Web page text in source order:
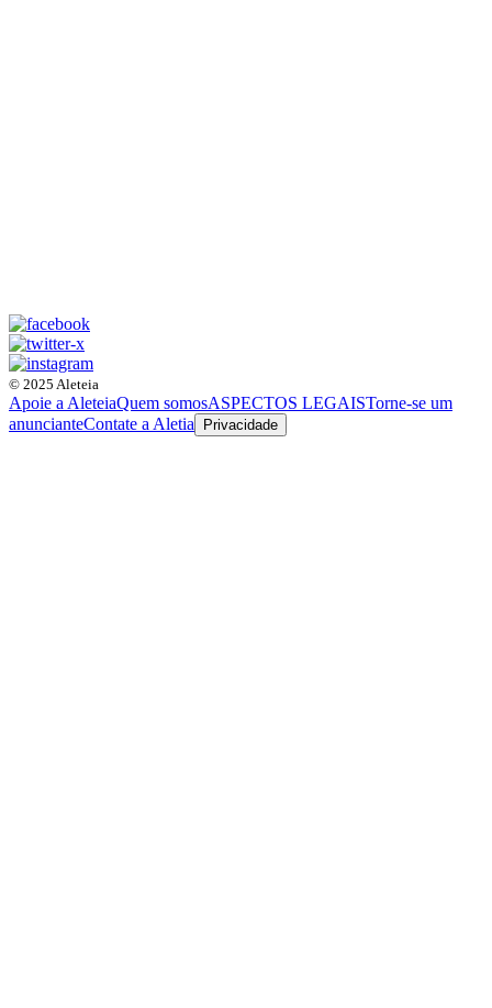
© 2025 Aleteia
Apoie a AleteiaQuem somosASPECTOS LEGAISTorne-se um
anuncianteContate a Aletia Privacidade